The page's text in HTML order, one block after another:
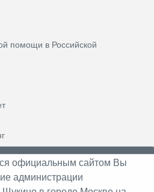
официальным сайтом Вы
администрации
помощи в Российской